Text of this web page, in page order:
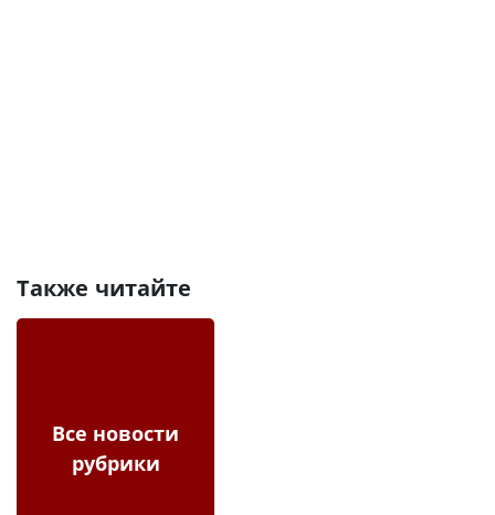
Также читайте
Все новости
рубрики